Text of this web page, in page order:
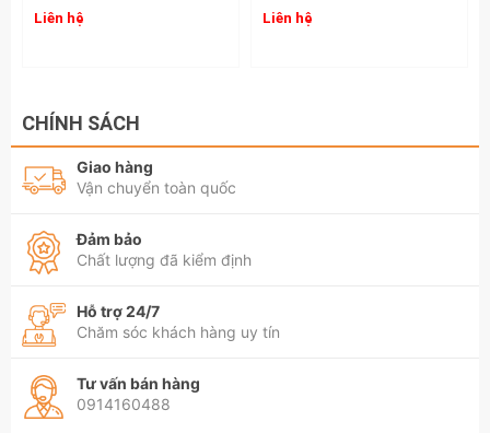
Liên hệ Liên hệ
CHÍNH SÁCH
Giao hàng
Vận chuyển toàn quốc
Đảm bảo
Chất lượng đã kiểm định
Hỗ trợ 24/7
Chăm sóc khách hàng uy tín
Tư vấn bán hàng
0914160488